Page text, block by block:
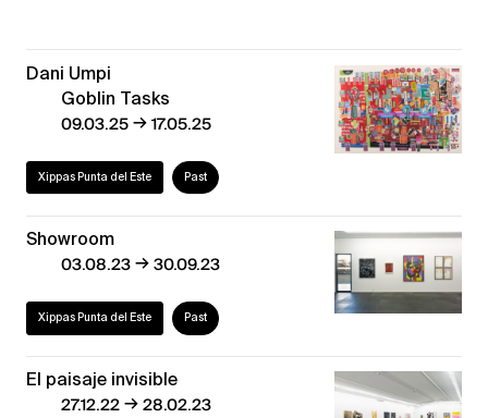
Dani Umpi
Goblin Tasks
09.03.25→17.05.25
Xippas Punta del Este Past
Showroom
03.08.23→30.09.23
Xippas Punta del Este Past
El paisaje invisible
27.12.22→28.02.23